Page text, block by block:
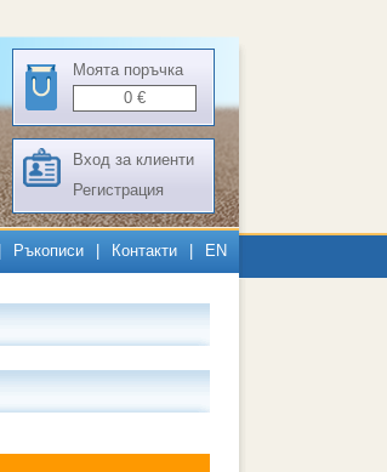
Моята поръчка
0 €
Вход за клиенти
Регистрация
Ръкописи Контакти EN